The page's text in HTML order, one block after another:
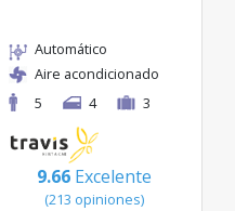
Automático
Aire acondicionado
5
4 3
9.66 Excelente
(213 opiniones)